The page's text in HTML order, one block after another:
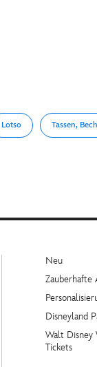
Lotso Tassen,
Neu
Zauberhafte
Disneyland
Walt Disney
Tickets